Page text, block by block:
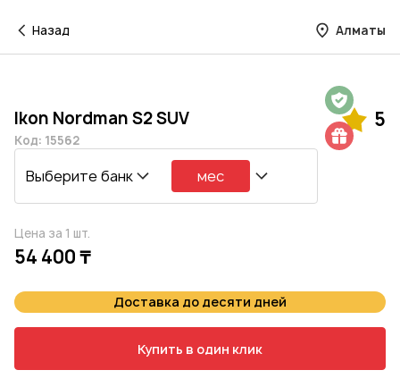
Назад Алматы
Ikon Nordman S2 SUV 5
Код: 15562
Выберите банк мес
Цена за 1 шт.
54 400 ₸
Доставка до десяти дней
Купить в один клик